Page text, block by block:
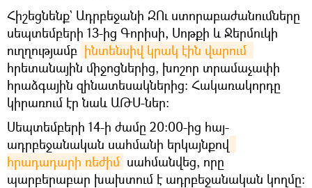
Հիշեցնենք` Ադրբեջանի ԶՈւ ստորաբաժանումները
սեպտեմբերի 13-ից Գորիսի, Սոթքի և Ջերմուկի
ուղղությամբ
հրետանային միջոցներից, խոշոր տրամաչափի
հրաձգային զինատեսակներից։ Հակառակորդը
կիրառում էր նաև ԱԹՍ-ներ:
Սեպտեմբերի 14-ի ժամը 20։00-ից հայ-
ադրբեջանական սահմանի երկայնքով
հրադադարի ռեժիմ սահմանվեց, որը
պարբերաբար խախտում է ադրբեջանական կողմը։